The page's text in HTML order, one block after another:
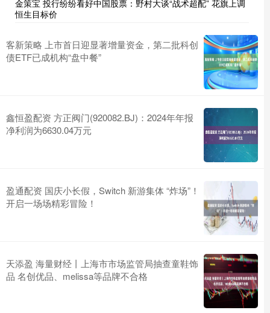
金策宝 投行纷纷看好中国股票：野村大谈“战术超配” 花旗上调
恒生目标价
客新策略 上市首日迎显著增量资金，第二批科创
债ETF已成机构“盘中餐”
鑫恒盈配资 方正阀门(920082.BJ)：2024年年报
净利润为6630.04万元
盈通配资 国庆小长假，Switch 新游集体 “炸场”！
开启一场场精彩冒险！
天添盈 海量财经丨上海市市场监管局抽查童鞋饰
品 名创优品、melissa等品牌不合格